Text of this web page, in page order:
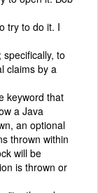
try to do it. I
to
claims by a
keyword that
a Java
an optional
thrown within
will be
is thrown or